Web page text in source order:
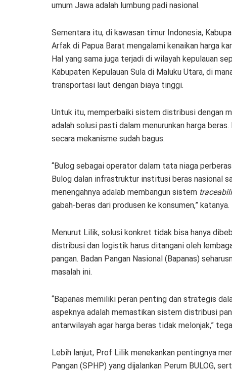
umum Jawa adalah lumbung padi nasional.
Sementara itu, di kawasan timur Indonesia,
Arfak di Papua Barat mengalami kenaikan harga
Hal yang sama juga terjadi di wilayah kepulauan
Kabupaten Kepulauan Sula di Maluku Utara, di
transportasi laut dengan biaya tinggi.
Untuk itu, memperbaiki sistem distribusi dengan
adalah solusi pasti dalam menurunkan harga
secara mekanisme sudah bagus.
“Bulog sebagai operator dalam tata niaga
Bulog dalan infrastruktur institusi beras nasional
menengahnya adalab membangun sistem
gabah-beras dari produsen ke konsumen,” katanya.
Menurut Lilik, solusi konkret tidak bisa hanya
distribusi dan logistik harus ditangani oleh
pangan. Badan Pangan Nasional (Bapanas)
masalah ini.
“Bapanas memiliki peran penting dan strategis
aspeknya adalah memastikan sistem distribusi
antarwilayah agar harga beras tidak melonjak,”
Lebih lanjut, Prof Lilik menekankan pentingnya
Pangan (SPHP) yang dijalankan Perum BULOG,